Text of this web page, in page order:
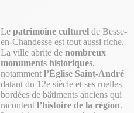
Le patrimoine culturel de Besse-
en-Chandesse est tout aussi riche.
La ville abrite de nombreux
monuments historiques,
notamment l’Église Saint-André
datant du 12e siècle et ses ruelles
bordées de bâtiments anciens qui
racontentl’histoire de la région.